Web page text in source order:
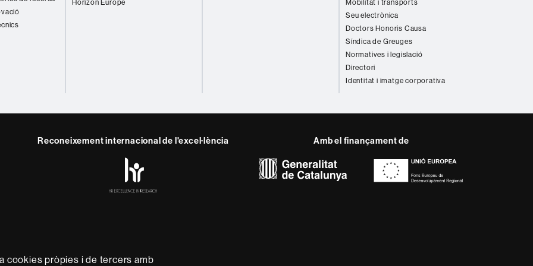
cookies pròpies i de tercers amb
Horizon Europe
Mobilitat i transports
Seu electrònica
Doctors Honoris Causa
Síndica de Greuges
Normatives i legislació
Directori
Identitat i imatge corporativa
Reconeixement internacional de l'excel·lència Amb el finançament de
que imparteix una docència de qualitat i excel·lència, diversificada,